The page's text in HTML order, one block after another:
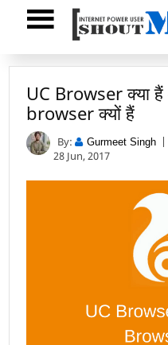
UC Browser क्या
browser क्यों हैं
By: Gurmeet Singh
28 Jun, 2017